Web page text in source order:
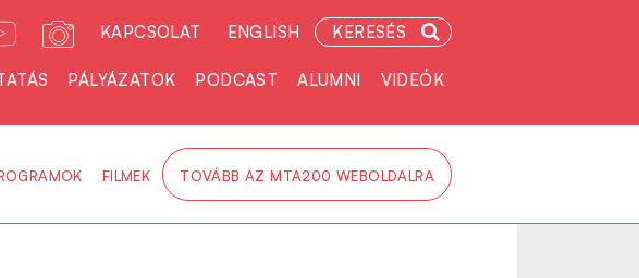
KAPCSOLAT ENGLISH KERESÉS
PÁLYÁZATOK PODCAST ALUMNI VIDEÓK
FILMEK TOVÁBB AZ MTA200 WEBOLDALRA